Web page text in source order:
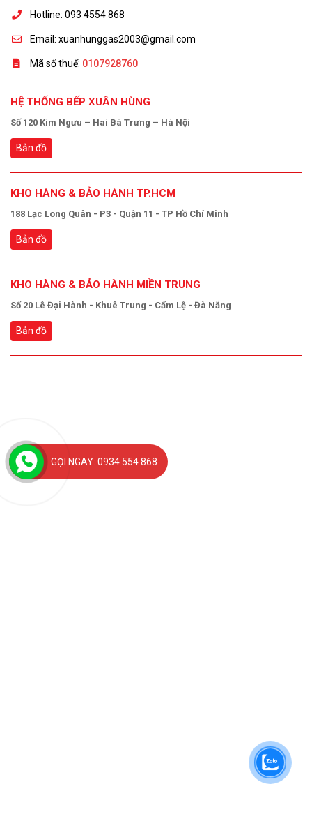
Hotline: 093 4554 868
Email: xuanhunggas2003@gmail.com
Mã số thuế: 0107928760
HỆ THỐNG BẾP XUÂN HÙNG
Số 120 Kim Ngưu – Hai Bà Trưng – Hà Nội
Bản đồ
KHO HÀNG & BẢO HÀNH TP.HCM
188 Lạc Long Quân - P3 - Quận 11 - TP Hồ Chí Minh
Bản đồ
KHO HÀNG & BẢO HÀNH MIỀN TRUNG
Số 20 Lê Đại Hành - Khuê Trung - Cẩm Lệ - Đà Nẵng
Bản đồ
GỌI NGAY: 0934 554 868